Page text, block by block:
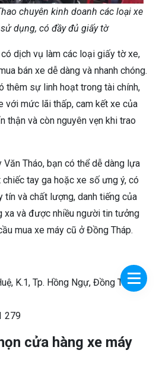
chuyên kinh doanh các loại xe
dụng, có đầy đủ giấy tờ
có dịch vụ làm các loại giấy tờ xe,
bán xe dễ dàng và nhanh chóng.
thêm sự linh hoạt trong tài chính,
với mức lãi thấp, cam kết xe của
thận và còn nguyên vẹn khi trao
Tháo, bạn có thể dễ dàng lựa
tay ga hoặc xe số ưng ý, có
và chất lượng, danh tiếng của
xa và được nhiều người tin tưởng
mua xe máy cũ ở Đồng Tháp.
K.1, Tp. Hồng Ngự, Đồng Tháp
279
cửa hàng xe máy